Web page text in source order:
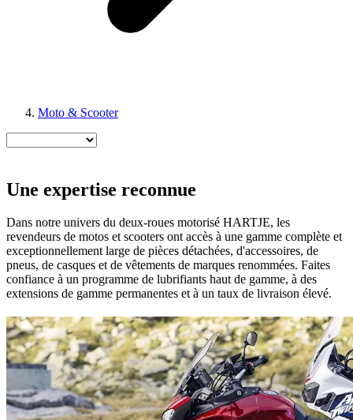
Moto & Scooter
Une expertise reconnue
Dans notre univers du deux-roues motorisé HARTJE, les
revendeurs de motos et scooters ont accès à une gamme complète et
exceptionnellement large de pièces détachées, d'accessoires, de
pneus, de casques et de vêtements de marques renommées. Faites
confiance à un programme de lubrifiants haut de gamme, à des
extensions de gamme permanentes et à un taux de livraison élevé.